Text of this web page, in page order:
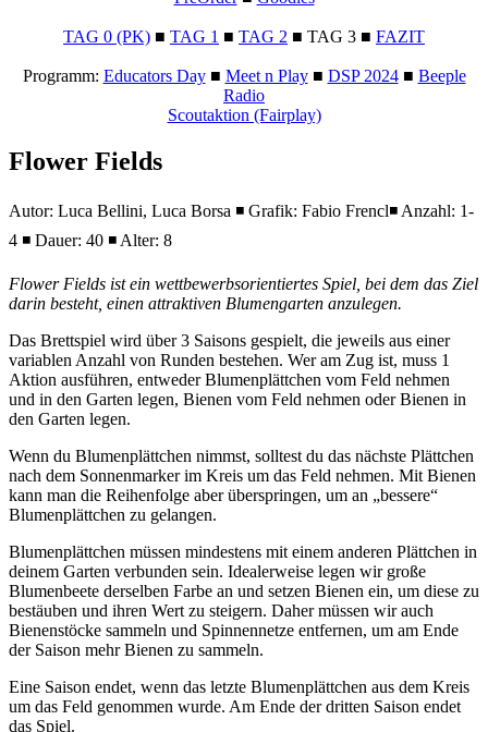
TAG 0 (PK) ■ TAG 1 ■ TAG 2 ■ TAG 3 ■ FAZIT
Programm: Educators Day■ Meet n Play■ DSP 2024■ Beeple
Radio
Scoutaktion (Fairplay)
Flower Fields
Autor: Luca Bellini, Luca Borsa ◾ Grafik: Fabio Frencl◾ Anzahl: 1-
4 ◾ Dauer: 40 ◾ Alter: 8
Flower Fields ist ein wettbewerbsorientiertes Spiel, bei dem das Ziel
darin besteht, einen attraktiven Blumengarten anzulegen.
Das Brettspiel wird über 3 Saisons gespielt, die jeweils aus einer
variablen Anzahl von Runden bestehen. Wer am Zug ist, muss 1
Aktion ausführen, entweder Blumenplättchen vom Feld nehmen
und in den Garten legen, Bienen vom Feld nehmen oder Bienen in
den Garten legen.
Wenn du Blumenplättchen nimmst, solltest du das nächste Plättchen
nach dem Sonnenmarker im Kreis um das Feld nehmen. Mit Bienen
kann man die Reihenfolge aber überspringen, um an „bessere“
Blumenplättchen zu gelangen.
Blumenplättchen müssen mindestens mit einem anderen Plättchen in
deinem Garten verbunden sein. Idealerweise legen wir große
Blumenbeete derselben Farbe an und setzen Bienen ein, um diese zu
bestäuben und ihren Wert zu steigern. Daher müssen wir auch
Bienenstöcke sammeln und Spinnennetze entfernen, um am Ende
der Saison mehr Bienen zu sammeln.
Eine Saison endet, wenn das letzte Blumenplättchen aus dem Kreis
um das Feld genommen wurde. Am Ende der dritten Saison endet
das Spiel.